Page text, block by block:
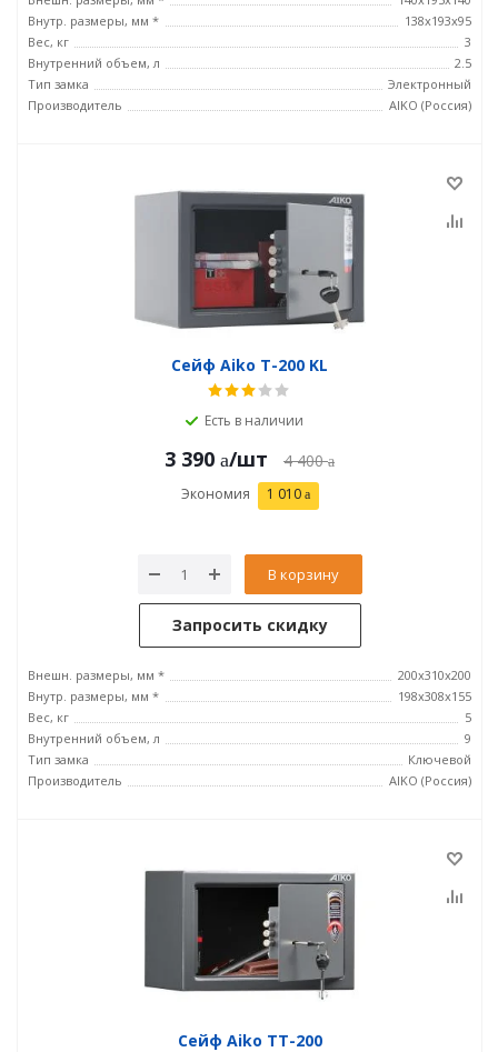
Внутр. размеры, мм *
138x193x95
Вес, кг
3
Внутренний объем, л
2.5
Тип замка
Электронный
Производитель
AIKO (Россия)
Сейф Aiko T-200 KL
Есть в наличии
3 390 /шт 4 400
Экономия 1 010
В корзину
Запросить скидку
Внешн. размеры, мм *
200x310x200
Внутр. размеры, мм *
198x308x155
Вес, кг
5
Внутренний объем, л
9
Тип замка
Ключевой
Производитель
AIKO (Россия)
Сейф Aiko ТТ-200